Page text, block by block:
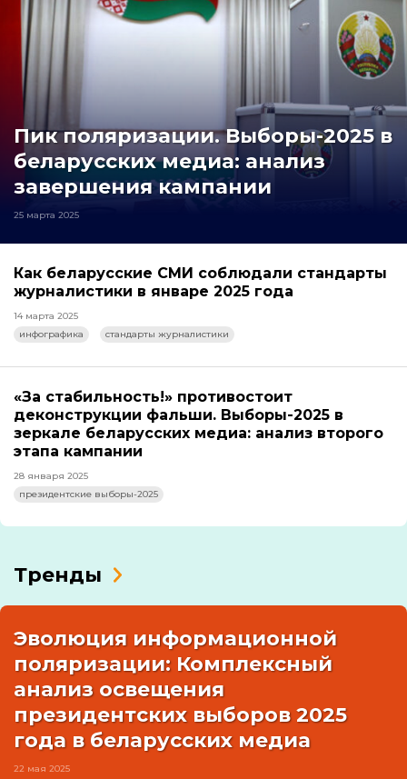
Пик поляризации. Выборы-2025 в
беларусских медиа: анализ
завершения кампании
25 марта 2025
Как беларусские СМИ соблюдали стандарты
журналистики в январе 2025 года
14 марта 2025
инфографика
стандарты журналистики
«За стабильность!» противостоит
деконструкции фальши. Выборы-2025 в
зеркале беларусских медиа: анализ второго
этапа кампании
28 января 2025
президентские выборы-2025
Тренды
Эволюция информационной
поляризации: Комплексный
анализ освещения
президентских выборов 2025
года в беларусских медиа
22 мая 2025